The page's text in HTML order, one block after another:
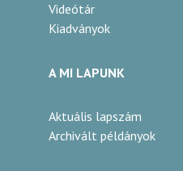
Videótár
Kiadványok
A MI LAPUNK
Aktuális lapszám
Archivált példányok